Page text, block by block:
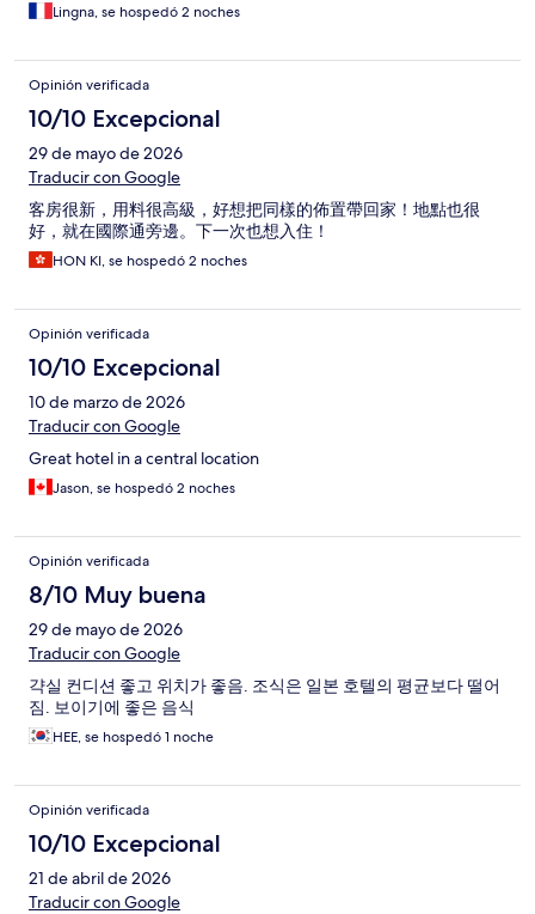
Lingna, se hospedó 2 noches
Opinión verificada
10/10 Excepcional
29 de mayo de 2026
Traducir con Google
客房很新，用料很高級，好想把同樣的佈置帶回家！地點也很
好，就在國際通旁邊。下一次也想入住！
HON KI, se hospedó 2 noches
Opinión verificada
10/10 Excepcional
10 de marzo de 2026
Traducir con Google
Great hotel in a central location
Jason, se hospedó 2 noches
Opinión verificada
8/10 Muy buena
29 de mayo de 2026
Traducir con Google
갹실 컨디션 좋고 위치가 좋음. 조식은 일본 호텔의 평균보다 떨어
짐. 보이기에 좋은 음식
HEE, se hospedó 1 noche
Opinión verificada
10/10 Excepcional
21 de abril de 2026
Traducir con Google